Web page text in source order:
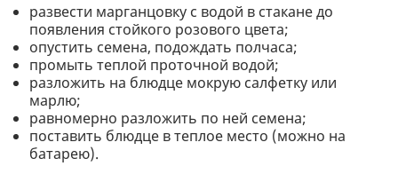
развести марганцовку с водой в стакане до
появления стойкого розового цвета;
опустить семена, подождать полчаса;
промыть теплой проточной водой;
разложить на блюдце мокрую салфетку или
марлю;
равномерно разложить по ней семена;
поставить блюдце в теплое место (можно на
батарею).